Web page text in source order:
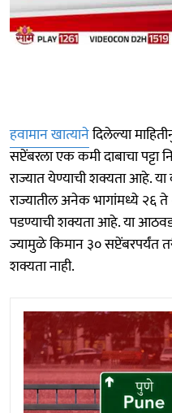
हवामान खात्यानेदिलेल्या
सप्टेंबरला एक कमी दाबाचा पट्टा
राज्यात येण्याची शक्यता आहे. या
राज्यातील अनेक भागांमध्ये २६ ते
पडण्याची शक्यता आहे. या
ज्यामुळे किमान ३० सप्टेंबरपर्यंत
शक्यता नाही.